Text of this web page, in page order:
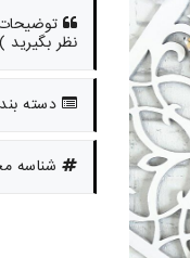
نظر بگیرید )مناسب
دسته
شناسه